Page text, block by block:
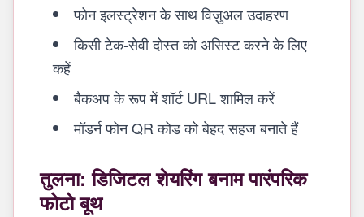
फोन इलस्ट्रेशन के साथ विज़ुअल उदाहरण
किसी टेक-सेवी दोस्त को असिस्ट करने के लिए
कहें
बैकअप के रूप में शॉर्ट URL शामिल करें
मॉडर्न फोन QR कोड को बेहद सहज बनाते हैं
तुलना: डिजिटल शेयरिंग बनाम पारंपरिक
फोटो बूथ